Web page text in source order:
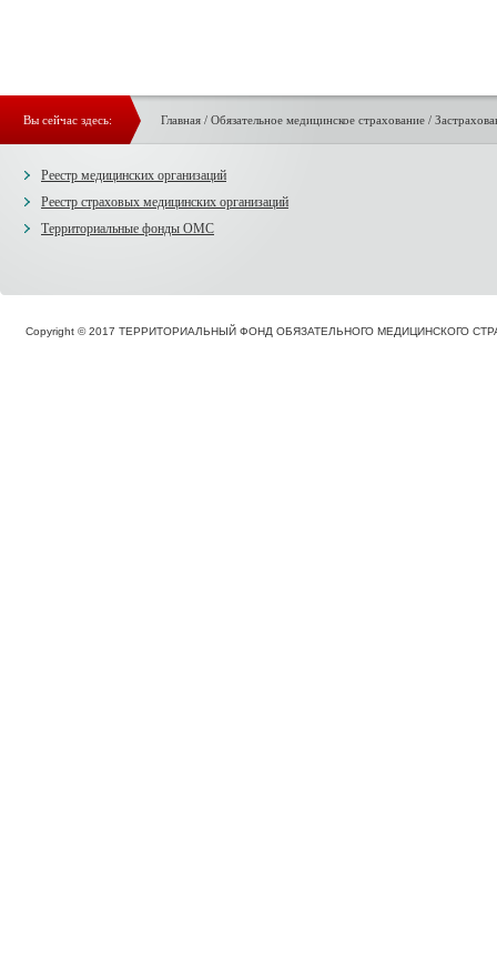
Вы сейчас здесь: Главная/ Обязательное медицинское страхование /
Реестр медицинских организаций
Реестр страховых медицинских организаций
Территориальные фонды ОМС
Copyright © 2017 ТЕРРИТОРИАЛЬНЫЙ ФОНД ОБЯЗАТЕЛЬНОГО МЕДИЦИНСКОГО